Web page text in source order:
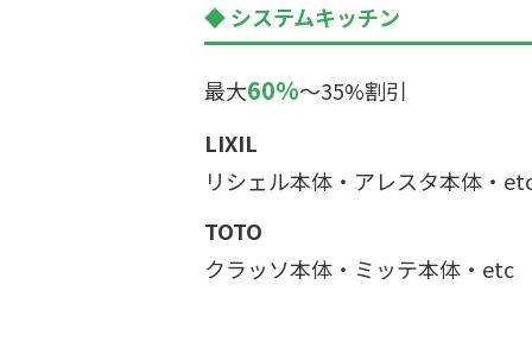
システムキッチン
最大60%～35%割引
LIXIL
リシェル本体・アレスタ本体・
TOTO
クラッソ本体・ミッテ本体・etc